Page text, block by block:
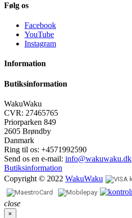
Følg os
Facebook
YouTube
Instagram
Information
Butiksinformation
WakuWaku
CVR: 27465765
Priorparken 849
2605 Brøndby
Danmark
Ring til os: +4571992590
Send os en e-mail: info@wakuwaku.dk
Butiksinformation
Copyright © 2022 WakuWaku
close
×